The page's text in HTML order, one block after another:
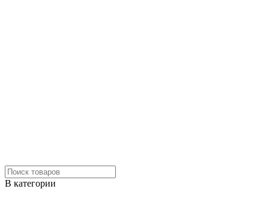
В категории